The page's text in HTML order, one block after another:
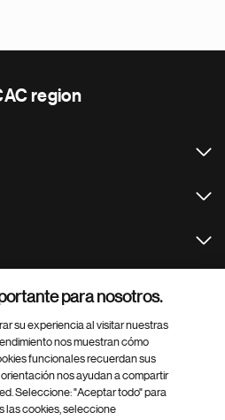
region
para nosotros.
su experiencia al visitar nuestras
nos muestran cómo
funcionales recuerdan sus
nos ayudan a compartir
Seleccione: "Aceptar todo" para
las cookies, seleccione